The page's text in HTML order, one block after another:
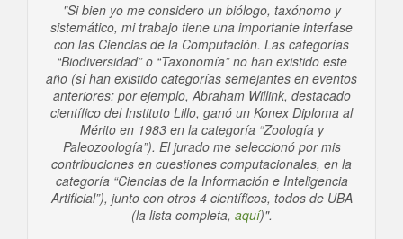
"Si bien yo me considero un biólogo, taxónomo y
sistemático, mi trabajo tiene una importante interfase
con las Ciencias de la Computación. Las categorías
“Biodiversidad” o “Taxonomía” no han existido este
año (sí han existido categorías semejantes en eventos
anteriores; por ejemplo, Abraham Willink, destacado
científico del Instituto Lillo, ganó un Konex Diploma al
Mérito en 1983 en la categoría “Zoología y
Paleozoología”). El jurado me seleccionó por mis
contribuciones en cuestiones computacionales, en la
categoría “Ciencias de la Información e Inteligencia
Artificial”), junto con otros 4 científicos, todos de UBA
(la lista completa, aquí)".